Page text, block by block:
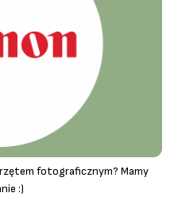
fotograficznym? Mamy
:)